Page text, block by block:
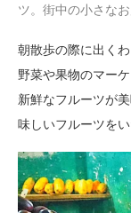
ツ。街中の小さな
朝散歩の際に出く
野菜や果物のマー
新鮮なフルーツが
味しいフルーツを